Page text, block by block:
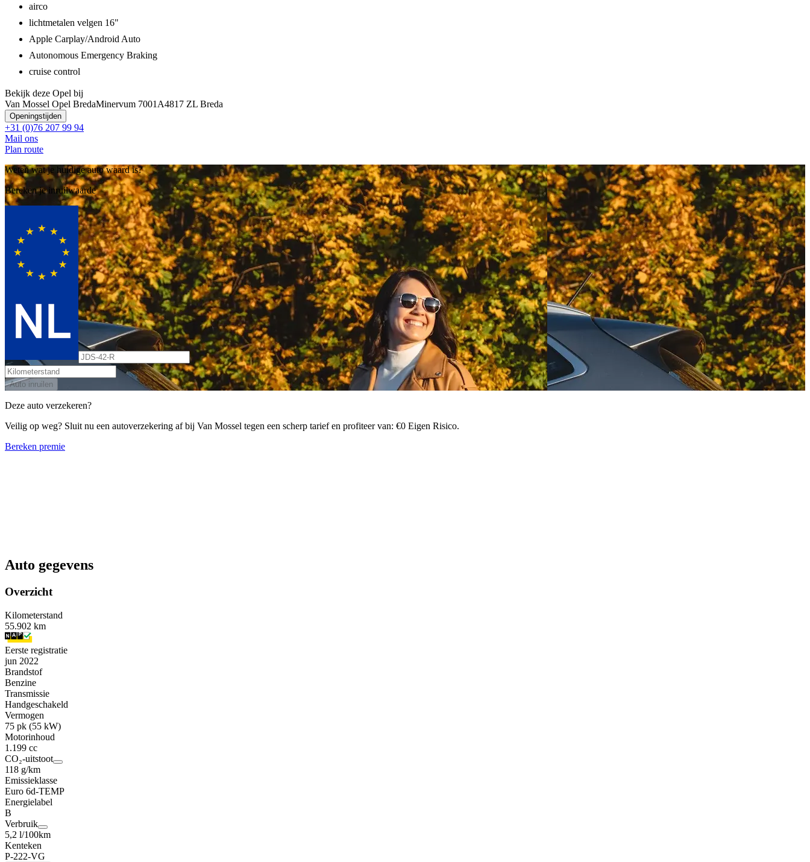
airco
lichtmetalen velgen 16"
Apple Carplay/Android Auto
Autonomous Emergency Braking
cruise control
Bekijk deze Opel bij
Van Mossel Opel BredaMinervum 7001A4817 ZL Breda
Openingstijden
+31 (0)76 207 99 94
Mail ons
Plan route
Weten wat je huidige auto waard is?
Bereken je inruilwaarde
Auto inruilen
Deze auto verzekeren?
Veilig op weg? Sluit nu een autoverzekering af bij Van Mossel tegen een scherp tarief en profiteer van: €0 Eigen Risico.
Bereken premie
Auto gegevens
Overzicht
Kilometerstand
55.902 km
Eerste registratie
jun 2022
Brandstof
Benzine
Transmissie
Handgeschakeld
Vermogen
75 pk (55 kW)
Motorinhoud
1.199 cc
CO₂-uitstoot
118 g/km
Emissieklasse
Euro 6d-TEMP
Energielabel
B
Verbruik
5,2 l/100km
Kenteken
P-222-VG